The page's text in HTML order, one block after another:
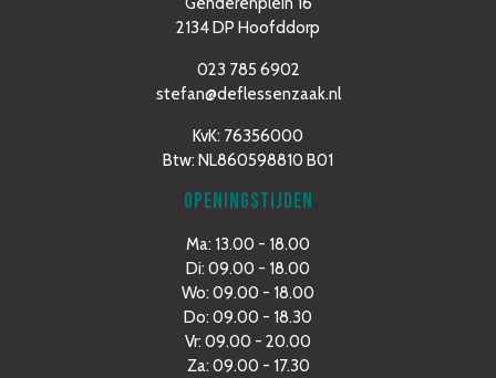
2134 DP Hoofddorp
023 785 6902
stefan@deflessenzaak.nl
KvK: 76356000
Btw: NL860598810 B01
OPENINGSTIJDEN
Ma: 13.00 - 18.00
Di: 09.00 - 18.00
Wo: 09.00 - 18.00
Do: 09.00 - 18.30
Vr: 09.00 - 20.00
Za: 09.00 - 17.30